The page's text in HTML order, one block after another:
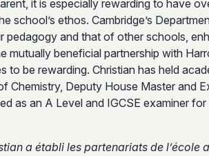
it is especially rewarding to have
school’s ethos. Cambridge’s
pedagogy and that of other schools,
mutually beneficial partnership with
to be rewarding. Christian has held
Chemistry, Deputy House Master and
as an A Level and IGCSE examiner
a établi les partenariats de l’école